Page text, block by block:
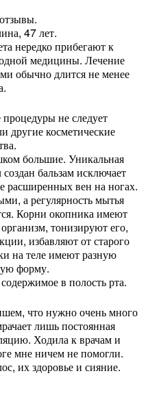
47 лет.
нередко прибегают к
медицины. Лечение
обычно длится не менее
не следует
другие косметические
большие. Уникальная
бальзам исключает
расширенных вен на ногах.
а регулярность мытья
Корни окопника имеют
тонизируют его,
избавляют от старого
на теле имеют разную
форму.
в полость рта.
что нужно очень много
лишь постоянная
Ходила к врачам и
мне ничем не помогли.
их здоровье и сияние.